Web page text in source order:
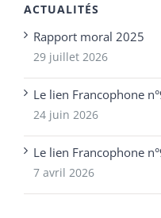
ACTUALITÉS
Rapport moral 2025
29 juillet 2026
Le lien Francophone
24 juin 2026
Le lien Francophone
7 avril 2026